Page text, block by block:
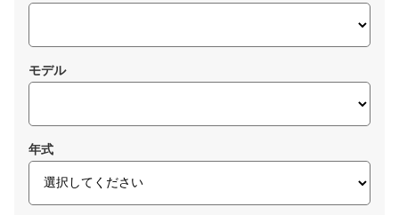
モデル
年式